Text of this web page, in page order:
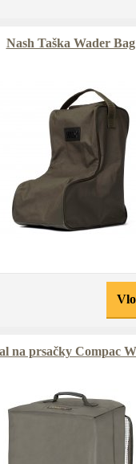
Nash Taška Wader Bag
na prsačky Compac